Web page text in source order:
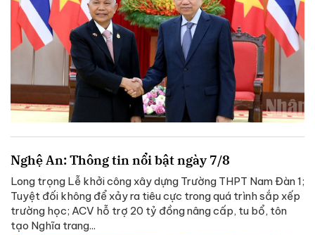
Nghệ An: Thông tin nổi bật ngày 7/8
Long trọng Lễ khởi công xây dựng Trường THPT Nam Đàn 1;
Tuyệt đối không để xảy ra tiêu cực trong quá trình sắp xếp
trường học; ACV hỗ trợ 20 tỷ đồng nâng cấp, tu bổ, tôn
tạo Nghĩa trang...